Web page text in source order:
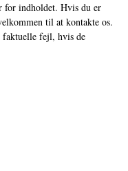
for indholdet. Hvis du er
til at kontakte os.
fejl, hvis de